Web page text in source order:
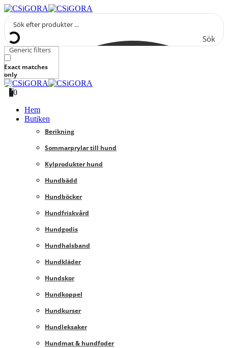
Sök
Generic filters
Exact matches
only
00
Hem
Butiken
Berikning
Sommarprylar till hund
Kylprodukter hund
Hundbädd
Hundböcker
Hundfriskvård
Hundgodis
Hundhalsband
Hundkläder
Hundskor
Hundkoppel
Hundkurser
Hundleksaker
Hundmat & hundfoder